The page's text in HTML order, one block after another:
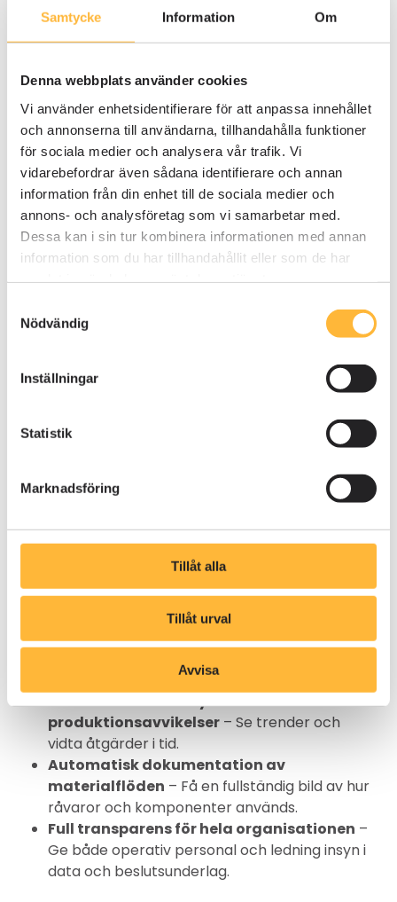
Samtycke Information Om
Denna webbplats använder cookies
Vi använder enhetsidentifierare för att anpassa innehållet
och annonserna till användarna, tillhandahålla funktioner
för sociala medier och analysera vår trafik. Vi
vidarebefordrar även sådana identifierare och annan
information från din enhet till de sociala medier och
annons- och analysföretag som vi samarbetar med.
Dessa kan i sin tur kombinera informationen med annan
information som du har tillhandahållit eller som de har
Nödvändig
Inställningar
Statistik
Marknadsföring
Tillåt alla
Tillåt urval
Avvisa
Effektiv hantering av
spårbarhetsdata
Att samla in och spara rätt information är
avgörande för att uppfylla lagkrav och
kvalitetssäkra verksamheten. Med AM System kan
ni lagra och hantera alla relevanta uppgifter
digitalt, vilket gör dem enkelt sökbara och
åtkomliga vid behov.
Leverantörs- och kundregister – Samla all
nödvändig information om affärspartners.
Säkerställ att viktig information alltid finns
– Anpassa hur
länge data sparas baserat på produktens
Spårbarhet i produktion –
Förbättra kvalitet och
Många tillverkningsindustrier använder
spårbarhetssystem för att identifiera problem,
förbättra kvalitetskontrollen och hantera
reklamationer. Genom att digitalisera
spårbarheten i AM System kan ni proaktivt
Identifiera och analysera
produktionsavvikelser – Se trender och
vidta åtgärder i tid.
Automatisk dokumentation av
materialflöden – Få en fullständig bild av hur
råvaror och komponenter används.
Full transparens för hela organisationen –
Ge både operativ personal och ledning insyn i
data och beslutsunderlag.